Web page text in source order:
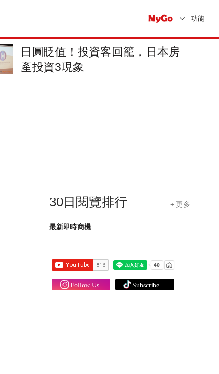
功能
日圓貶值！投資客回籠，日本房
產投資3現象
30日閱覽排行 + 更多
最新即時商機